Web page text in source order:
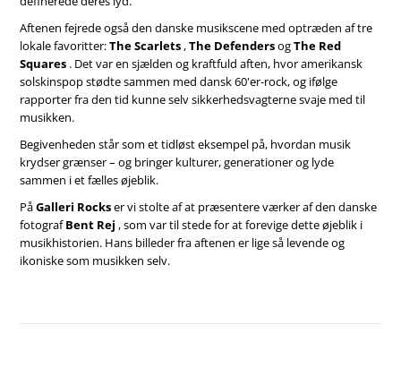
Aftenen fejrede også den danske musikscene med optræden af tre
lokale favoritter:The Scarlets,The DefendersogThe Red
Squares . Det var en sjælden og kraftfuld aften, hvor amerikansk
solskinspop stødte sammen med dansk 60'er-rock, og ifølge
rapporter fra den tid kunne selv sikkerhedsvagterne svaje med til
musikken.
Begivenheden står som et tidløst eksempel på, hvordan musik
krydser grænser – og bringer kulturer, generationer og lyde
sammen i et fælles øjeblik.
PåGalleri Rockser vi stolte af at præsentere værker af den danske
fotografBent Rej , som var til stede for at forevige dette øjeblik i
musikhistorien. Hans billeder fra aftenen er lige så levende og
ikoniske som musikken selv.